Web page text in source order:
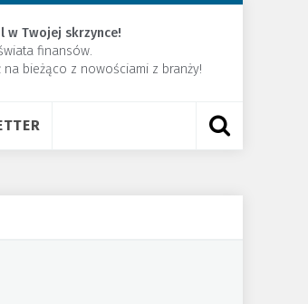
w Twojej skrzynce!
finansów.
na bieżąco z nowościami z branży!